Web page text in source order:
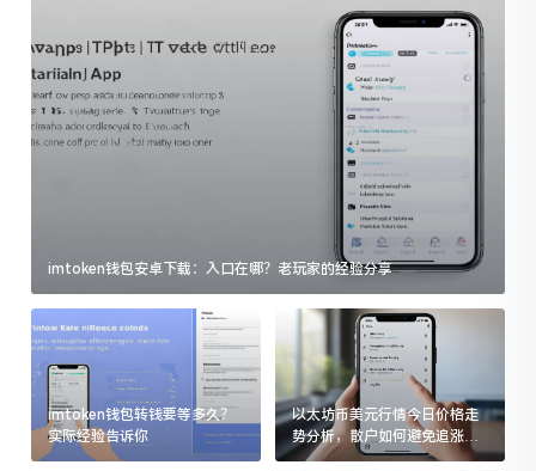
imtoken钱包安卓下载：入口在哪？老玩家的经验分享
imtoken钱包转钱要等多久？
实际经验告诉你
以太坊币美元行情今日价格走
势分析，散户如何避免追涨杀
跌被套牢